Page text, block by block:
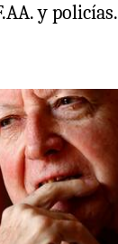
y policías.